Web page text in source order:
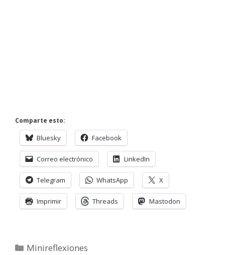
Comparte esto:
Bluesky Facebook
Correo electrónico LinkedIn
Telegram WhatsApp X
Imprimir Threads Mastodon
Categorías
Minireflexiones